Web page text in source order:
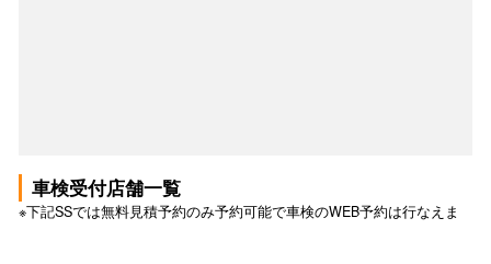
車検受付店舗一覧
※下記SSでは無料見積予約のみ予約可能で車検のWEB予約は行なえま